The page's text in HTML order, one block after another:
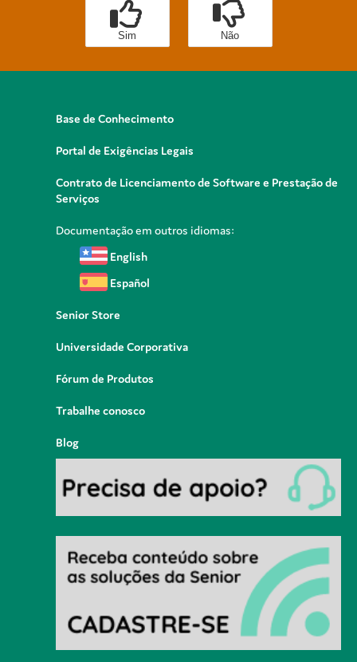
Sim Não
Base de Conhecimento
Portal de Exigências Legais
Contrato de Licenciamento de Software e Prestação de
Serviços
Documentação em outros idiomas:
English
Español
Senior Store
Universidade Corporativa
Fórum de Produtos
Trabalhe conosco
Blog